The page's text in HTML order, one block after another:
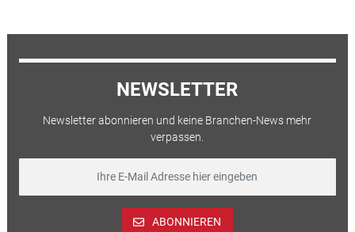
NEWSLETTER
Newsletter abonnieren und keine Branchen-News mehr
verpassen.
ABONNIEREN